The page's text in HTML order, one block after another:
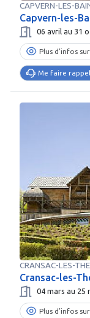
CAPVERN-LES-
Capvern-les-
06 avril au 31
Plus d’infos
Me faire
CRANSAC-LES-
Cransac-les-
04 mars au 25
Plus d’infos